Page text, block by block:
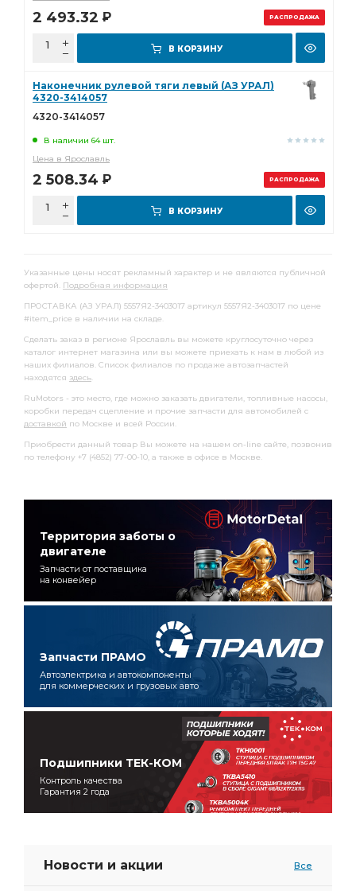
РАСПРОДАЖА
2 493.32 Р
В КОРЗИНУ
РАСПРОДАЖА
Наконечник рулевой тяги левый (АЗ УРАЛ)
4320-3414057
4320-3414057
В наличии 64 шт.
Цена в Ярославль
2 508.34 Р
В КОРЗИНУ
Указанные цены носят рекламный характер и не являются публичной
офертой. Подробная информация
ПРОСТАВКА (АЗ УРАЛ) 5557Я2-3403017 артикул 5557Я2-3403017 по цене
#item_price в наличии на складе.
Сделать заказ в регионе Ярославль вы можете круглосуточно через
каталог интернет магазина или вы можете приехать к нам в любой из
наших филиалов. Список филиалов по продаже автозапчастей
находятся здесь.
RuMotors - это место, где можно заказать двигатели, топливные насосы,
коробки передач сцепление и прочие запчасти для автомобилей с
доставкой по Москве и всей России.
Приобрести данный товар Вы можете на нашем on-line сайте, позвонив
по телефону +7 (4852) 77-00-10, а также в офисе в Москве.
Территория заботы о
двигателе
Запчасти от поставщика
на конвейер
Запчасти ПРАМО
Автоэлектрика и автокомпоненты
для коммерческих и грузовых авто
Подшипники ТЕК-КОМ
Контроль качества
Гарантия 2 года
Новости и акции Все